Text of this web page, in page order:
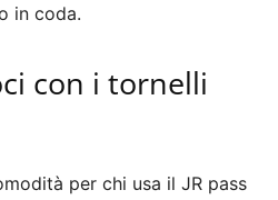
in coda.
con i tornelli
per chi usa il JR pass